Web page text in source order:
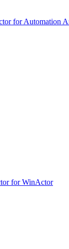
for Automation
for WinActor